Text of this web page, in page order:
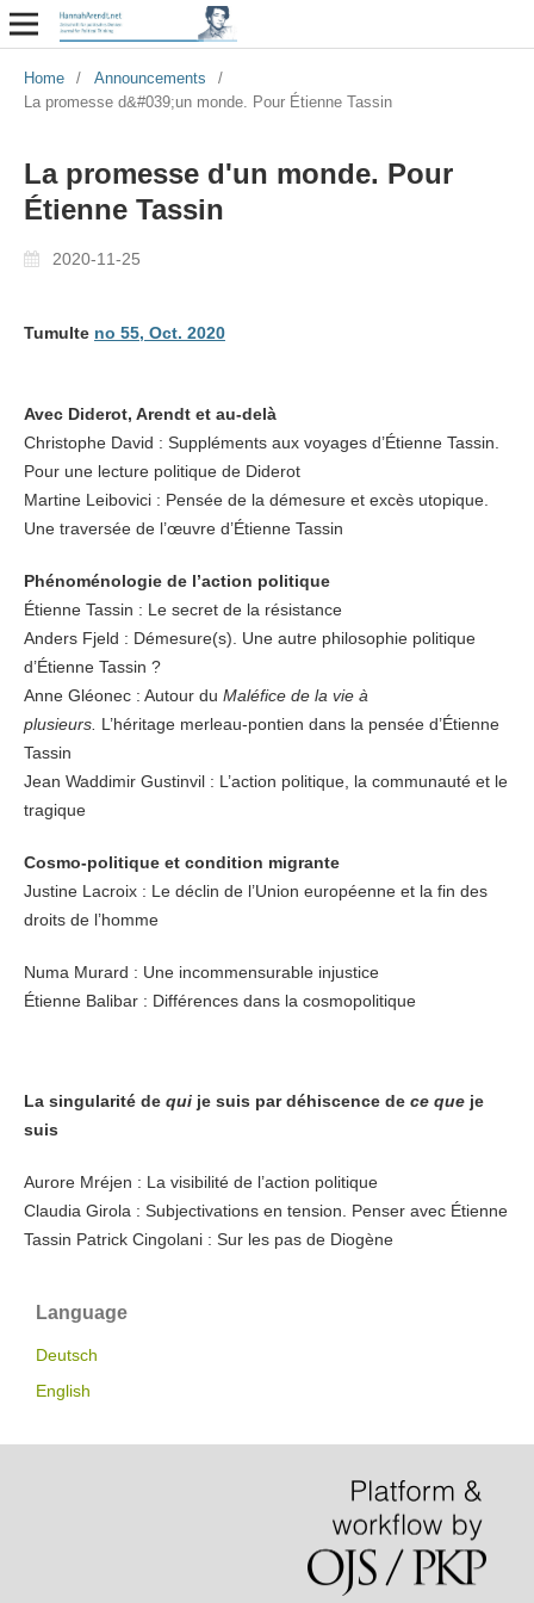
Home / Announcements
/
La promesse d&#039;un monde. Pour Étienne Tassin
La promesse d'un monde. Pour
Étienne Tassin
2020-11-25
Tumulte no 55, Oct. 2020
Avec Diderot, Arendt et au-delà
Christophe David : Suppléments aux voyages d’Étienne Tassin.
Pour une lecture politique de Diderot
Martine Leibovici : Pensée de la démesure et excès utopique.
Une traversée de l’œuvre d’Étienne Tassin
Phénoménologie de l’action politique
Étienne Tassin : Le secret de la résistance
Anders Fjeld : Démesure(s). Une autre philosophie politique
d’Étienne Tassin ?
Anne Gléonec : Autour du Maléfice de la vie à
plusieurs. L’héritage merleau-pontien dans la pensée d’Étienne
Tassin
Jean Waddimir Gustinvil : L’action politique, la communauté et le
tragique
Cosmo-politique et condition migrante
Justine Lacroix : Le déclin de l’Union européenne et la fin des
droits de l’homme
Numa Murard : Une incommensurable injustice
Étienne Balibar : Différences dans la cosmopolitique
La singularité dequije suis par déhiscence de ce queje
suis
Aurore Mréjen : La visibilité de l’action politique
Claudia Girola : Subjectivations en tension. Penser avec Étienne
Tassin Patrick Cingolani : Sur les pas de Diogène
Language
Deutsch
English